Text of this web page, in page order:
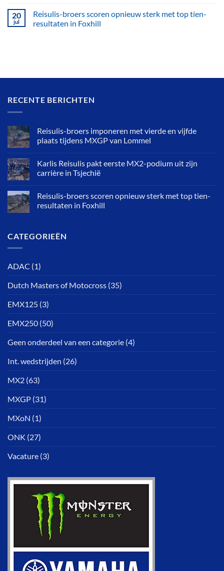
20
jul
Reisulis-broers scoren opnieuw sterk met top tien-
resultaten in Foxhill
RECENTE BERICHTEN
Reisulis-broers imponeren met vierde en vijfde
plaats tijdens MXGP van Lommel
Karlis Reisulis pakt eerste MX2-podium uit zijn
carrière in Tsjechië
Reisulis-broers scoren opnieuw sterk met top tien-
resultaten in Foxhill
CATEGORIEËN
ADAC (1)
Dutch Masters of Motocross (35)
EMX125 (3)
EMX250 (50)
Geen onderdeel van een categorie (4)
Int. wedstrijden (26)
MX2 (63)
MXGP (31)
MXoN (1)
ONK (27)
Vacature (3)